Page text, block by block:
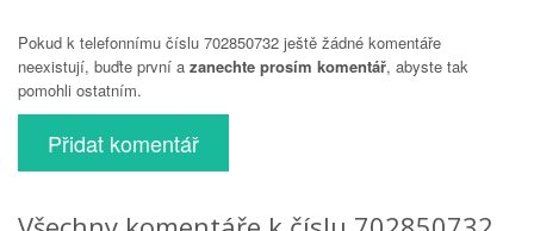
Pokud k telefonnímu číslu 702850732 ještě žádné komentáře
neexistují, buďte první a zanechte prosím komentář, abyste tak
pomohli ostatním.
Přidat komentář